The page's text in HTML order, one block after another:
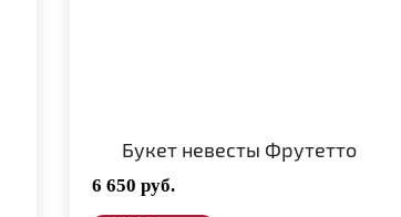
Букет невесты Фрутетто
6 650 руб.